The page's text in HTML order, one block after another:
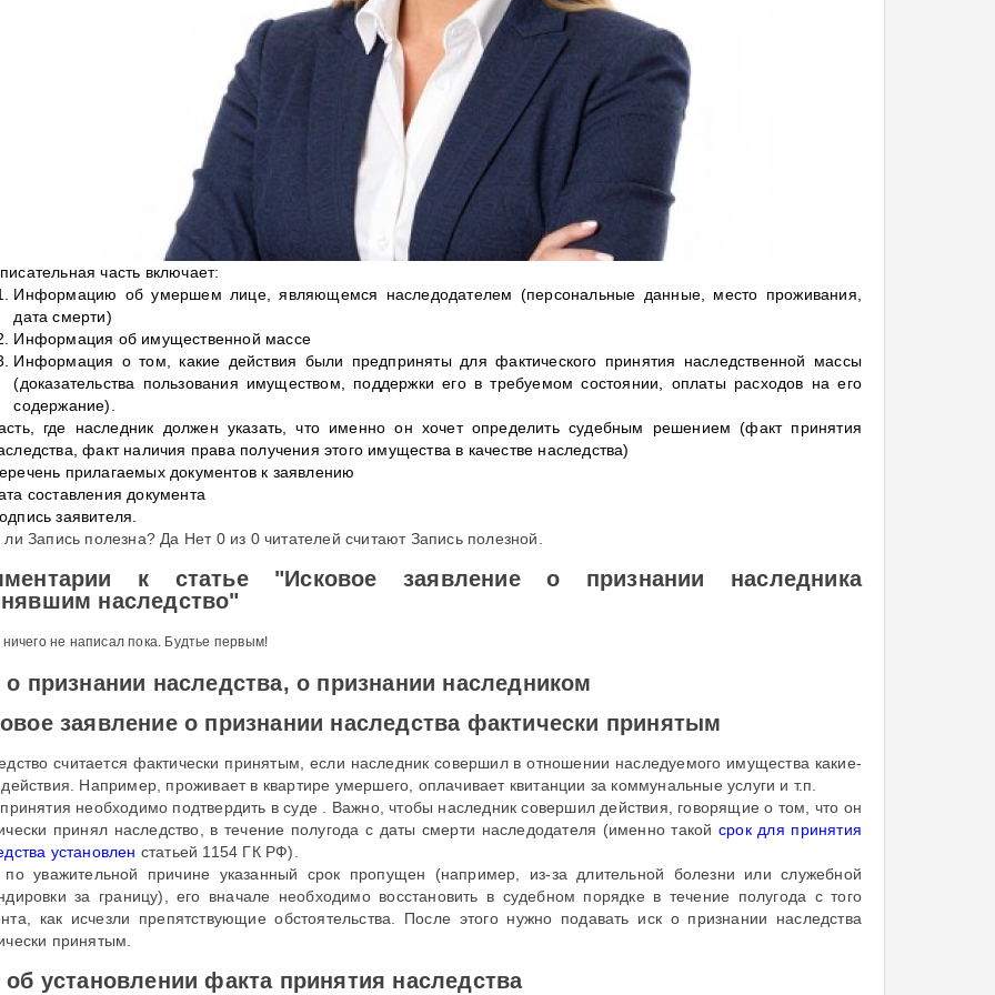
часть включает:
Информацию об умершем лице, являющемся наследодателем (персональные данные, место проживания,
дата смерти)
Информация об имущественной массе
Информация о том, какие действия были предприняты для фактического принятия наследственной массы
(доказательства пользования имуществом, поддержки его в требуемом состоянии, оплаты расходов на его
содержание).
где наследник должен указать, что именно он хочет определить судебным решением (факт принятия
факт наличия права получения этого имущества в качестве наследства)
прилагаемых документов к заявлению
составления документа
заявителя.
Запись полезна? Да Нет 0 из 0 читателей считают Запись полезной.
к статье "Исковое заявление о признании наследника
наследство"
ничего не написал пока. Будтье первым!
о признании наследства, о признании наследником
заявление о признании наследства фактически принятым
считается фактически принятым, если наследник совершил в отношении наследуемого имущества какие-
Например, проживает в квартире умершего, оплачивает квитанции за коммунальные услуги и т.п.
необходимо подтвердить в суде . Важно, чтобы наследник совершил действия, говорящие о том, что он
принял наследство, в течение полугода с даты смерти наследодателя (именно такой срок для принятия
установлен статьей 1154 ГК РФ).
по уважительной причине указанный срок пропущен (например, из-за длительной болезни или служебной
за границу), его вначале необходимо восстановить в судебном порядке в течение полугода с того
как исчезли препятствующие обстоятельства. После этого нужно подавать иск о признании наследства
принятым.
об установлении факта принятия наследства